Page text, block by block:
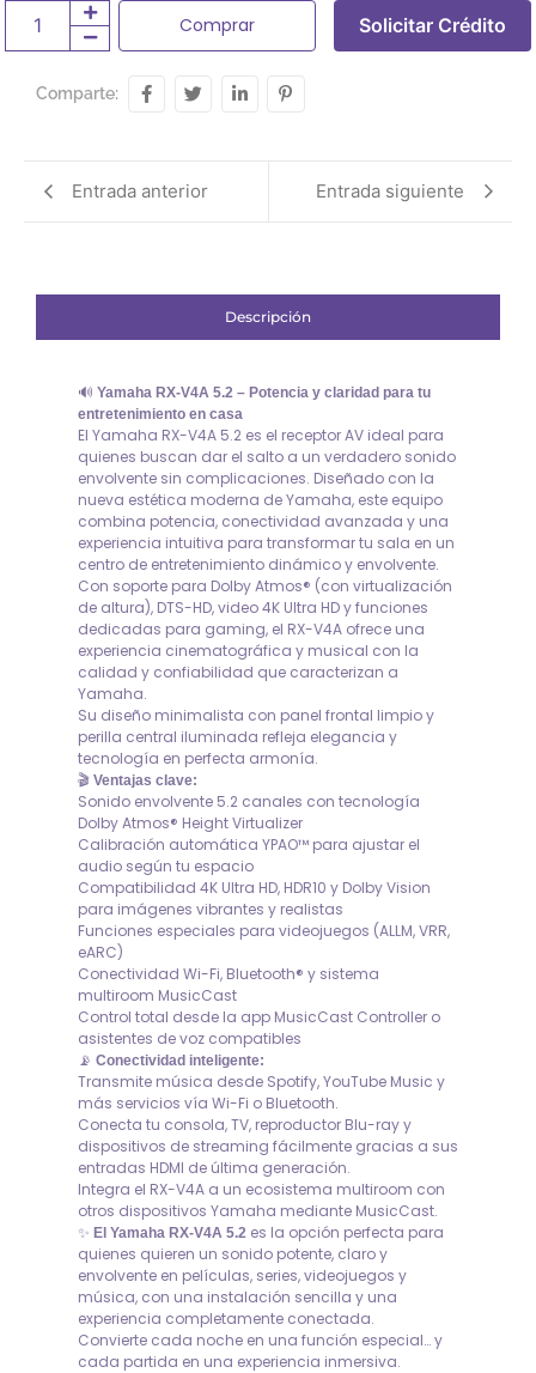
Comprar Solicitar Crédito
Comparte:
Entrada anterior Entrada siguiente
Descripción
🔊 Yamaha RX-V4A 5.2 – Potencia y claridad para tu
entretenimiento en casa
El Yamaha RX-V4A 5.2 es el receptor AV ideal para
quienes buscan dar el salto a un verdadero sonido
envolvente sin complicaciones. Diseñado con la
nueva estética moderna de Yamaha, este equipo
combina potencia, conectividad avanzada y una
experiencia intuitiva para transformar tu sala en un
centro de entretenimiento dinámico y envolvente.
Con soporte para Dolby Atmos® (con virtualización
de altura), DTS-HD, video 4K Ultra HD y funciones
dedicadas para gaming, el RX-V4A ofrece una
experiencia cinematográfica y musical con la
calidad y confiabilidad que caracterizan a
Yamaha.
Su diseño minimalista con panel frontal limpio y
perilla central iluminada refleja elegancia y
tecnología en perfecta armonía.
🎬 Ventajas clave:
Sonido envolvente 5.2 canales con tecnología
Dolby Atmos® Height Virtualizer
Calibración automática YPAO™ para ajustar el
audio según tu espacio
Compatibilidad 4K Ultra HD, HDR10 y Dolby Vision
para imágenes vibrantes y realistas
Funciones especiales para videojuegos (ALLM, VRR,
eARC)
Conectividad Wi-Fi, Bluetooth® y sistema
multiroom MusicCast
Control total desde la app MusicCast Controller o
asistentes de voz compatibles
📡 Conectividad inteligente:
Transmite música desde Spotify, YouTube Music y
más servicios vía Wi-Fi o Bluetooth.
Conecta tu consola, TV, reproductor Blu-ray y
dispositivos de streaming fácilmente gracias a sus
entradas HDMI de última generación.
Integra el RX-V4A a un ecosistema multiroom con
otros dispositivos Yamaha mediante MusicCast.
✨ El Yamaha RX-V4A 5.2 es la opción perfecta para
quienes quieren un sonido potente, claro y
envolvente en películas, series, videojuegos y
música, con una instalación sencilla y una
experiencia completamente conectada.
Convierte cada noche en una función especial… y
cada partida en una experiencia inmersiva.